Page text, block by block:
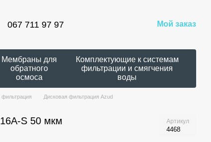
067 711 97 97 Мой заказ
Мембраны для
обратного
осмоса
Комплектующие к системам
фильтрации и смягчения
воды
фильтрация
Дисковая фильтрация Azud
S 50 мкм Артикул
4468